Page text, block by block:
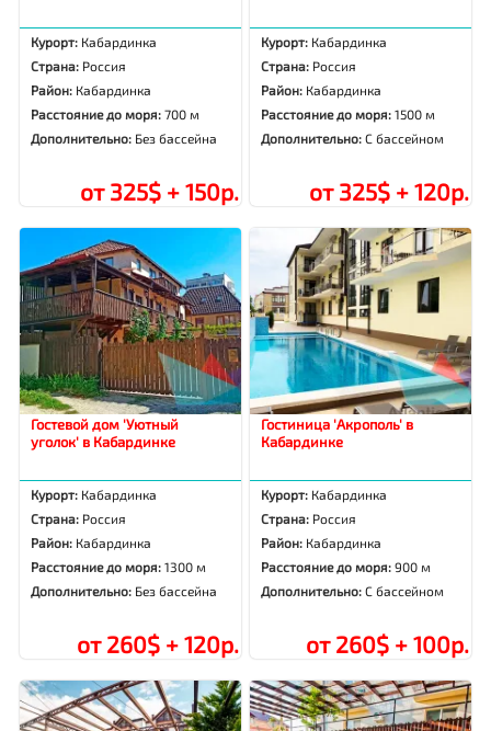
Курорт: Кабардинка
Страна: Россия
Район: Кабардинка
Расстояние до моря:700 м
Дополнительно: Без бассейна
от 325$ + 150р.
Курорт: Кабардинка
Страна: Россия
Район: Кабардинка
Расстояние до моря:1500 м
Дополнительно:С бассейном
от 325$ + 120р.
Гостевой дом 'Уютный
уголок' в Кабардинке
Курорт: Кабардинка
Страна: Россия
Район: Кабардинка
Расстояние до моря:1300 м
Дополнительно: Без бассейна
от 260$ + 120р.
Гостиница 'Акрополь' в
Кабардинке
Курорт: Кабардинка
Страна: Россия
Район: Кабардинка
Расстояние до моря:900 м
Дополнительно:С бассейном
от 260$ + 100р.